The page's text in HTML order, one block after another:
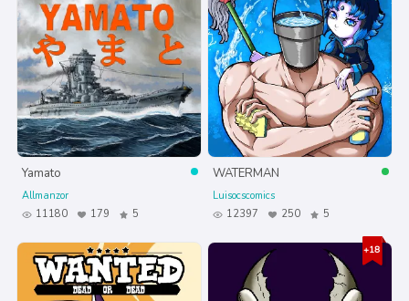
Yamato
Allmanzor
11180
179 5
WATERMAN
Luisocscomics
12397
250 5